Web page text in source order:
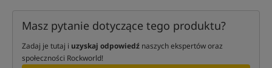
Masz pytanie dotyczące tego produktu?
Zadaj je tutaj i uzyskaj odpowiedź naszych ekspertów oraz
społeczności Rockworld!